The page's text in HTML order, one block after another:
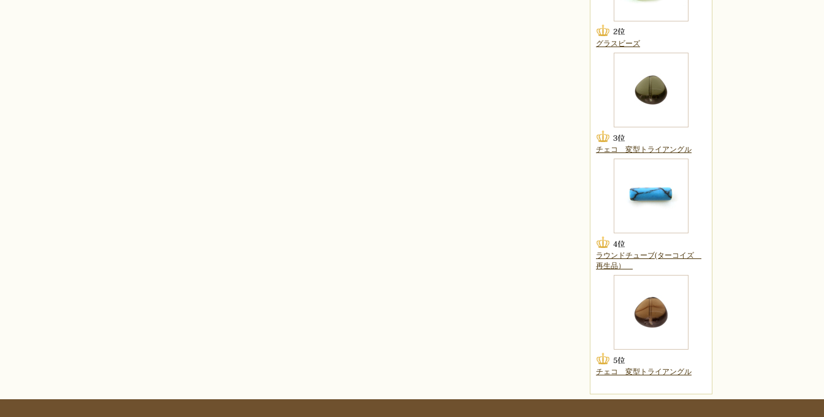
グラスビーズ
チェコ 変型トライアングル
ラウンドチューブ(ターコイズ
再生品）
チェコ 変型トライアングル